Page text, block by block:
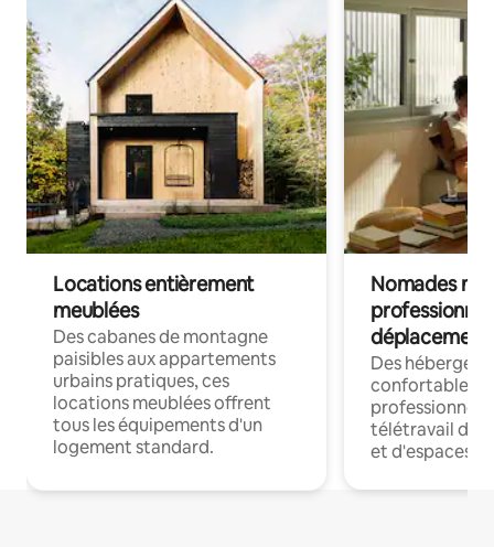
Locations entièrement
meublées
Des cabanes de montagne
paisibles aux appartements
urbains pratiques, ces
locations meublées offrent
tous les équipements d'un
logement standard.
Nomades
déplacement
Des
confortables
professionnels
télétravail
et d'espaces